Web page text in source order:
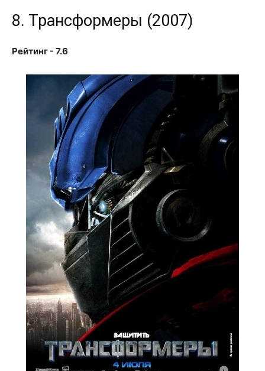
8. Трансформеры (2007)
Рейтинг - 7.6